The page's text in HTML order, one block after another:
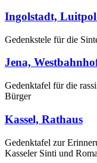
Ingolstadt,
Gedenkstele für die
Jena,
Gedenktafel für die
Bürger
Kassel, Rathaus
Gedenktafel zur
Kasseler Sinti und Roma